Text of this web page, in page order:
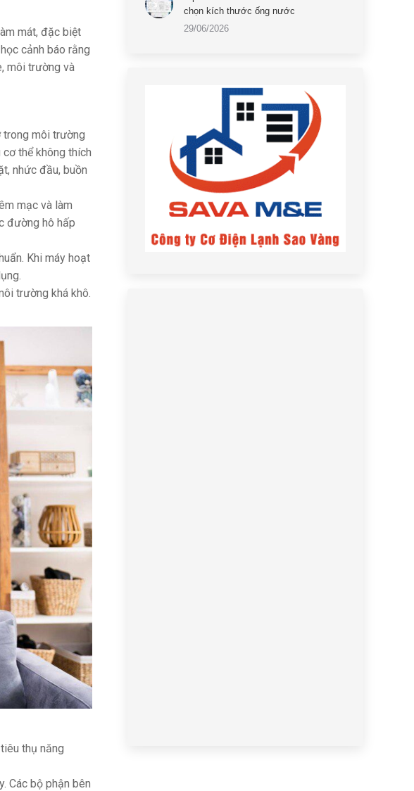
mát, đặc biệt
cảnh báo rằng
môi trường và
trong môi trường
thể không thích
nhức đầu, buồn
mạc và làm
đường hô hấp
Khi máy hoạt
trường khá khô.
thụ năng
Các bộ phận bên
chọn kích thước ống nước
29/06/2026